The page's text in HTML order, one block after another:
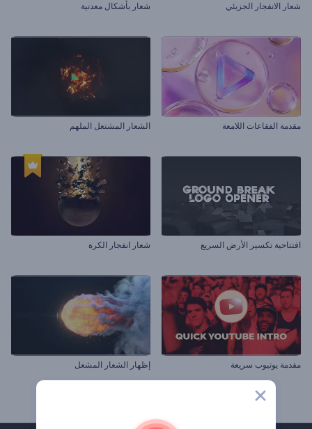
شعار الانفجار الجزيئي شعار بأشكال معدنية
مقدمة الفقاعات اللامعة الشعار المشتعل الملهم
افتتاحية تكسير الأرض السريع شعار انفجار الكرة
مقدمة يوتيوب سريعة إظهار الشعار المشعل